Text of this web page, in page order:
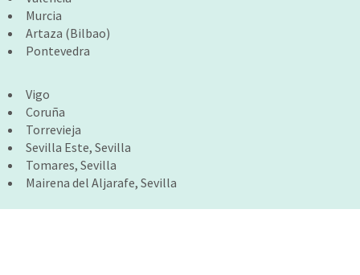
Murcia
Artaza (Bilbao)
Pontevedra
Vigo
Coruña
Torrevieja
Sevilla Este, Sevilla
Tomares, Sevilla
Mairena del Aljarafe, Sevilla